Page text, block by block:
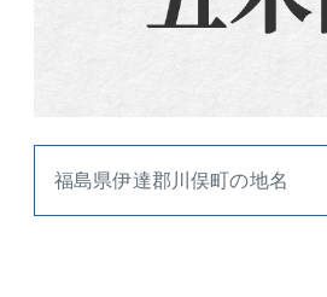
福島県伊達郡川俣町の地名